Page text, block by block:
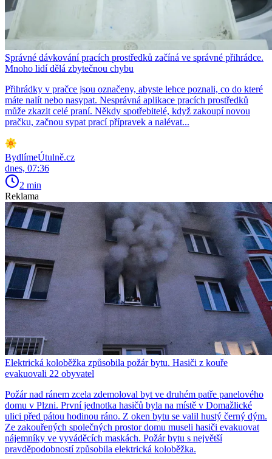
Správné dávkování pracích prostředků začíná ve správné přihrádce.
Mnoho lidí dělá zbytečnou chybu
Přihrádky v pračce jsou označeny, abyste lehce poznali, co do které
máte nalít nebo nasypat. Nesprávná aplikace pracích prostředků
může zkazit celé praní. Někdy spotřebitelé, když zakoupí novou
pračku, začnou sypat prací přípravek a nalévat...
BydlímeÚtulně.cz
dnes, 07:36
2 min
Reklama
Elektrická koloběžka způsobila požár bytu. Hasiči z kouře
evakuovali 22 obyvatel
Požár nad ránem zcela zdemoloval byt ve druhém patře panelového
domu v Plzni. První jednotka hasičů byla na místě v Domažlické
ulici před pátou hodinou ráno. Z oken bytu se valil hustý černý dým.
Ze zakouřených společných prostor domu museli hasiči evakuovat
nájemníky ve vyváděcích maskách. Požár bytu s největší
pravděpodobností způsobila elektrická koloběžka.